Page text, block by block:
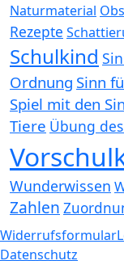
Naturmaterial
Rezepte
Schulkind
Ordnung Sinn
Spiel mit den
Tiere Übung
Wunderwissen
Zahlen
Widerrufsformular
Datenschutz